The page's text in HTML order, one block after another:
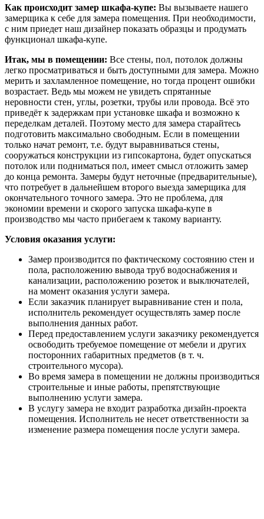
Как происходит замер шкафа-купе: Вы вызываете нашего
замерщика к себе для замера помещения. При необходимости,
с ним приедет наш дизайнер показать образцы и продумать
функционал шкафа-купе.
Итак, мы в помещении: Все стены, пол, потолок должны
легко просматриваться и быть доступными для замера. Можно
мерить и захламленное помещение, но тогда процент ошибки
возрастает. Ведь мы можем не увидеть спрятанные
неровности стен, углы, розетки, трубы или провода. Всё это
приведёт к задержкам при установке шкафа и возможно к
переделкам деталей. Поэтому место для замера старайтесь
подготовить максимально свободным. Если в помещении
только начат ремонт, т.е. будут выравниваться стены,
сооружаться конструкции из гипсокартона, будет опускаться
потолок или подниматься пол, имеет смысл отложить замер
до конца ремонта. Замеры будут неточные (предварительные),
что потребует в дальнейшем второго выезда замерщика для
окончательного точного замера. Это не проблема, для
экономии времени и скорого запуска шкафа-купе в
производство мы часто прибегаем к такому варианту.
Условия оказания услуги:
Замер производится по фактическому состоянию стен и
пола, расположению вывода труб водоснабжения и
канализации, расположению розеток и выключателей,
на момент оказания услуги замера.
Если заказчик планирует выравнивание стен и пола,
исполнитель рекомендует осуществлять замер после
выполнения данных работ.
Перед предоставлением услуги заказчику рекомендуется
освободить требуемое помещение от мебели и других
посторонних габаритных предметов (в т. ч.
строительного мусора).
Во время замера в помещении не должны производиться
строительные и иные работы, препятствующие
выполнению услуги замера.
В услугу замера не входит разработка дизайн-проекта
помещения. Исполнитель не несет ответственности за
изменение размера помещения после услуги замера.